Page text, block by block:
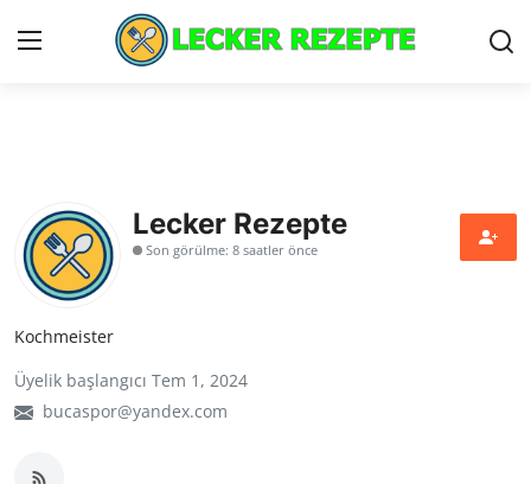
lecker rezepte
Privacy Policy
Cookie Policy
Contact
Lecker Rezepte
Son görülme: 8 saatler önce
Kochmeister
Üyelik başlangıcı Tem 1, 2024
bucaspor@yandex.com